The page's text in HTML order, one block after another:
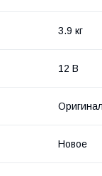
3.9 кг
12 В
Новое